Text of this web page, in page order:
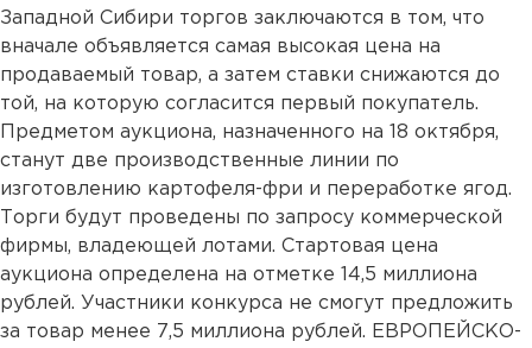
Западной Сибири торгов заключаются в том, что
вначале объявляется самая высокая цена на
продаваемый товар, а затем ставки снижаются до
той, на которую согласится первый покупатель.
Предметом аукциона, назначенного на 18 октября,
станут две производственные линии по
изготовлению картофеля-фри и переработке ягод.
Торги будут проведены по запросу коммерческой
фирмы, владеющей лотами. Стартовая цена
аукциона определена на отметке 14,5 миллиона
рублей. Участники конкурса не смогут предложить
за товар менее 7,5 миллиона рублей. ЕВРОПЕЙСКО-